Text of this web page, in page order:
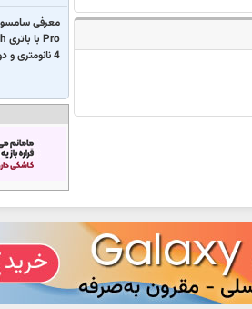
4 نانومتری و دوربین 50MP OIS